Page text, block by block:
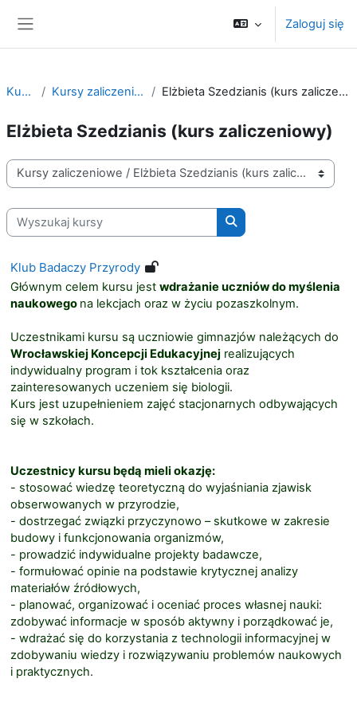
Zaloguj się
Kursy Kursy zaliczeniowe Elżbieta Szedzianis (kurs zaliczeniowy)
Elżbieta Szedzianis (kurs zaliczeniowy)
Kategorie kursów
Wyszukaj kursy
Wyszukaj kursy
Klub Badaczy Przyrody
Głównym celem kursu jest wdrażanie uczniów do myślenia
naukowego na lekcjach oraz w życiu pozaszkolnym.
Uczestnikami kursu są uczniowie gimnazjów należących do
Wrocławskiej Koncepcji Edukacyjnej realizujących
indywidualny program i tok kształcenia oraz
zainteresowanych uczeniem się biologii.
Kurs jest uzupełnieniem zajęć stacjonarnych odbywających
się w szkołach.
Uczestnicy kursu będą mieli okazję:
- stosować wiedzę teoretyczną do wyjaśniania zjawisk
obserwowanych w przyrodzie,
- dostrzegać związki przyczynowo – skutkowe w zakresie
budowy i funkcjonowania organizmów,
- prowadzić indywidualne projekty badawcze,
- formułować opinie na podstawie krytycznej analizy
materiałów źródłowych,
- planować, organizować i oceniać proces własnej nauki:
zdobywać informacje w sposób aktywny i porządkować je,
- wdrażać się do korzystania z technologii informacyjnej w
zdobywaniu wiedzy i rozwiązywaniu problemów naukowych
i praktycznych.